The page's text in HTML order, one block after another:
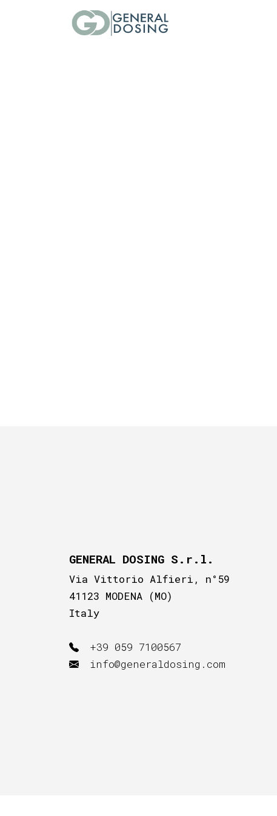
GENERAL DOSING S.r.l.
Via Vittorio Alfieri, n°59
41123 MODENA (MO)
Italy
+39 059 7100567
info@generaldosing.com